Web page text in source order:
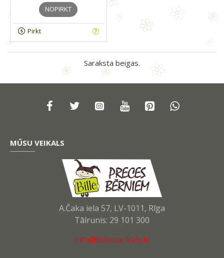
NOPIRKT
Pirkt
Saraksta beigas.
MŪSU VEIKALS
A.Čaka iela 57, LV-1011, Rīga
Tālrunis: 29 101 300
info@billesveikals.lv